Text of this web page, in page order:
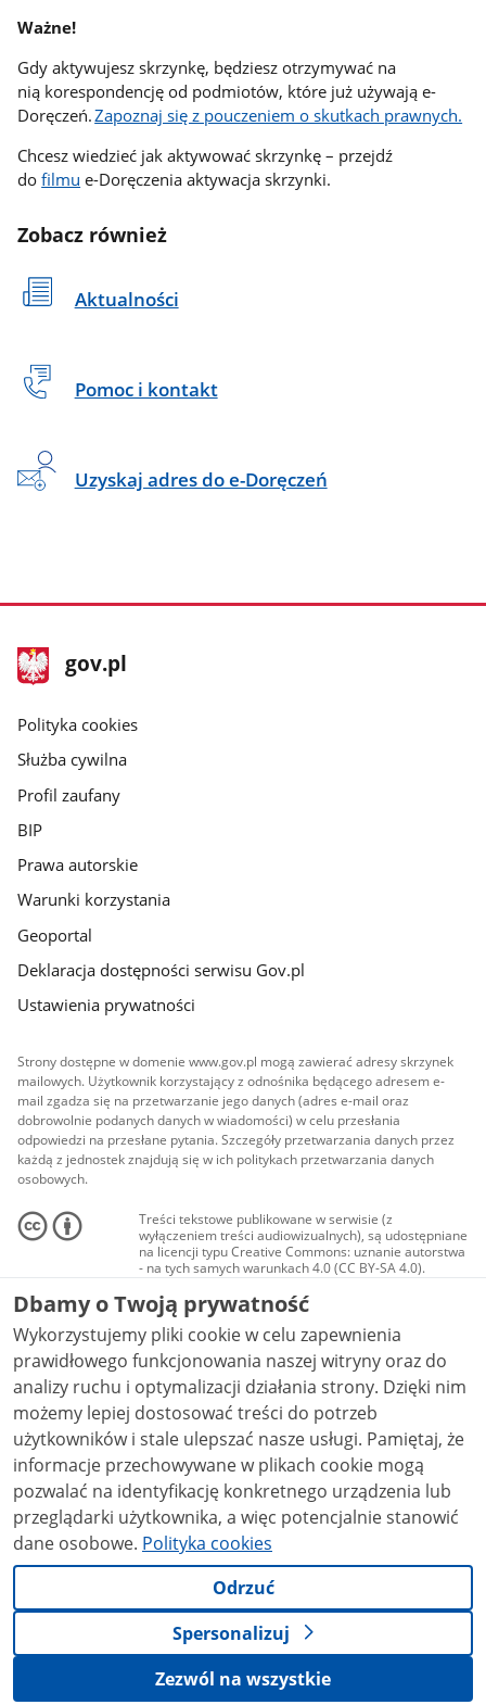
Ważne!
Gdy aktywujesz skrzynkę, będziesz otrzymywać na
nią korespondencję od podmiotów, które już używają e-
Doręczeń.Zapoznaj się z pouczeniem o skutkach prawnych.
Chcesz wiedzieć jak aktywować skrzynkę – przejdź
dofilmu e-Doręczenia aktywacja skrzynki.
Zobacz również
Aktualności
Pomoc i kontakt
Uzyskaj adres do e-Doręczeń
stopka
gov.pl
Strona
gov.pl
gov.pl
Polityka cookies
Służba cywilna
Profil zaufany
BIP
Prawa autorskie
Warunki korzystania
Geoportal
Deklaracja dostępności serwisu Gov.pl
Ustawienia prywatności
Strony dostępne w domenie www.gov.pl mogą zawierać adresy skrzynek
mailowych. Użytkownik korzystający z odnośnika będącego adresem e-
mail zgadza się na przetwarzanie jego danych (adres e-mail oraz
dobrowolnie podanych danych w wiadomości) w celu przesłania
odpowiedzi na przesłane pytania. Szczegóły przetwarzania danych przez
każdą z jednostek znajdują się w ich politykach przetwarzania danych
osobowych.
Treści tekstowe publikowane w serwisie (z
wyłączeniem treści audiowizualnych), są udostępniane
na licencji typu Creative Commons: uznanie autorstwa
- na tych samych warunkach 4.0 (CC BY-SA 4.0).
Materiały audiowizualne, w tym zdjęcia, materiały
audio i wideo, są udostępniane na licencji typu
Creative Commons: uznanie autorstwa użycie
niekomercyjne - bez utworów zależnych 4.0 (CC BY-
NC-ND 4.0), o ile nie jest to stwierdzone inaczej.
Dbamy o Twoją prywatność
Wykorzystujemy pliki cookie w celu zapewnienia
prawidłowego funkcjonowania naszej witryny oraz do
analizy ruchu i optymalizacji działania strony. Dzięki nim
możemy lepiej dostosować treści do potrzeb
użytkowników i stale ulepszać nasze usługi. Pamiętaj, że
informacje przechowywane w plikach cookie mogą
pozwalać na identyfikację konkretnego urządzenia lub
przeglądarki użytkownika, a więc potencjalnie stanowić
dane osobowe. Polityka cookies
Odrzuć
Spersonalizuj
Zezwól na wszystkie